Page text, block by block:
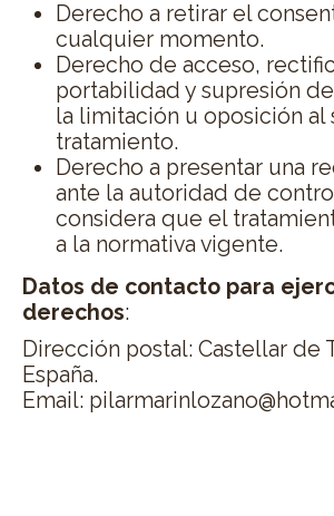
Derecho a retirar el
cualquier momento.
Derecho de acceso,
portabilidad y supresión
la limitación u oposición al
tratamiento.
Derecho a presentar una
ante la autoridad de
considera que el
a la normativa vigente.
Datos de contacto para
derechos:
Dirección postal: Castellar de
España.
Email: pilarmarinlozano@